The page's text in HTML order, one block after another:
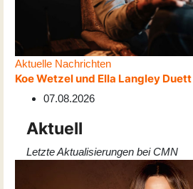
Aktuelle Nachrichten
Koe Wetzel und Ella Langley
07.08.2026
Aktuell
Letzte Aktualisierungen bei CMN